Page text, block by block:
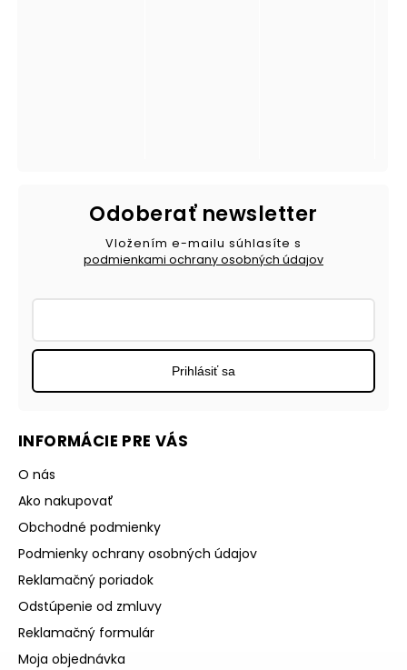
INFORMÁCIE PRE VÁS
O nás
Ako nakupovať
Obchodné podmienky
Podmienky ochrany osobných údajov
Reklamačný poriadok
Odstúpenie od zmluvy
Reklamačný formulár
Moja objednávka
Odoberať newsletter
Vložením e-mailu súhlasíte s
podmienkami ochrany osobných údajov
Prihlásiť sa